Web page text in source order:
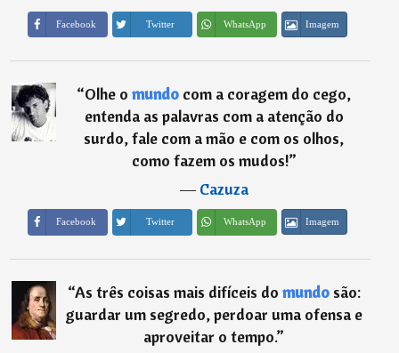
Facebook Twitter WhatsApp Imagem
“Olhe omundo com a coragem do cego,
entenda as palavras com a atenção do
surdo, fale com a mão e com os olhos,
como fazem os mudos!”
―Cazuza
Facebook Twitter WhatsApp Imagem
“As três coisas mais difíceis do mundosão:
guardar um segredo, perdoar uma ofensa e
aproveitar o tempo.”